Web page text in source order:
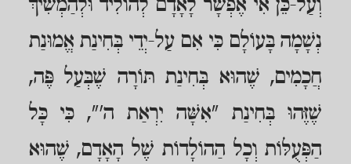
וְעַל-כֵּן אִי אֶפְשָׁר לָאָדָם לְהוֹלִיד וּלְהַמְשִׁיךְ
נְשָׁמָה בָּעוֹלָם כִּי אִם עַל-יְדֵי בְּחִינַת אֱמוּנַת
חֲכָמִים, שֶׁהוּא בְּחִינַת תּוֹרָה שֶׁבְּעַל פֶּה,
שֶׁזֶּהוּ בְּחִינַת "אִשָּׁה יִרְאַת ה'", כִּי כָּל
הַפְּעֻלּוֹת וְכָל הַהוֹלָדוֹת שֶׁל הָאָדָם, שֶׁהוּא